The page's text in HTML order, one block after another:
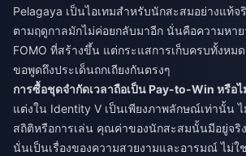
Pelagaya เป็นไอเทมสำหรับนักสะสมอย่างแท้จ
ตามฤดูกาลมักไม่ค่อยกลับมาอีก นั่นคือความหา
FOMO ที่สร้างขึ้น แต่กระแสการเก็บครบทั้งหม
ขอพูดถึงประเด็นถกเถียงกันตรงๆ
การซื้อชุดจำกัดเวลาถือเป็น Pay-to-Win หรือไ
แต่งใน Identity V เป็นเพียงภาพลักษณ์เท่านั้น
สถิติหรือการเล่น คุณค่าของนักสะสมนั้นมีอยู่จริ
นั่นเป็นเรื่องของความสวยงามและอารมณ์ ไม่ใ